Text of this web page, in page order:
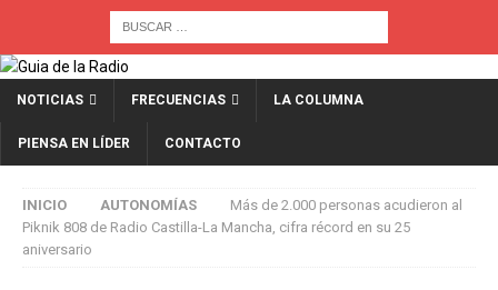
NOTICIAS FRECUENCIAS LA COLUMNA
PIENSA EN LÍDER CONTACTO
INICIO AUTONOMÍAS
Más de 2.000 personas acudieron al
Piknik 808 de Radio Castilla-La Mancha, cifra récord en su 25
aniversario